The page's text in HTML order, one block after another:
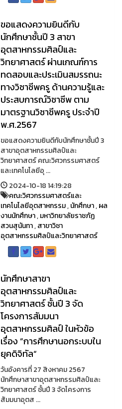
ขอแสดงความยินดีกับ
นักศึกษาชั้นปี 3 สาขา
อุตสาหกรรมศิลป์และ
วิทยาศาสตร์ ผ่านเกณฑ์การ
ทดสอบและประเมินสมรรถนะ
ทางวิชาชีพครู ด้านความรู้และ
ประสบการณ์วิชาชีพ ตาม
มาตรฐานวิชาชีพครู ประจำปี
พ.ศ.2567
ขอแสดงความยินดีกับนักศึกษาชั้นปี 3
สาขาอุตสาหกรรมศิลป์และ
วิทยาศาสตร์ คณะวิศวกรรมศาสตร์
และเทคโนโลยีอุ ...
2024-10-18 14:19:28
คณะวิศวกรรมศาสตร์และ
เทคโนโลยีอุตสาหกรรม,นักศึกษา,ผล
งานนักศึกษา,มหาวิทยาลัยราชภัฏ
สวนสุนันทา,สาขาวิชา
อุตสาหกรรมศิลป์และวิทยาศาสตร์
นักศึกษาสาขา
อุตสาหกรรมศิลป์และ
วิทยาศาสตร์ ชั้นปี 3 จัด
โครงการสัมมนา
อุตสาหกรรมศิลป์ ในหัวข้อ
เรื่อง ”การศึกษานอกระบบใน
ยุคดิจิทัล“
วันอังคารที่ 27 สิงหาคม 2567
นักศึกษาสาขาอุตสาหกรรมศิลป์และ
วิทยาศาสตร์ ชั้นปี 3 จัดโครงการ
สัมมนาอุตส ...